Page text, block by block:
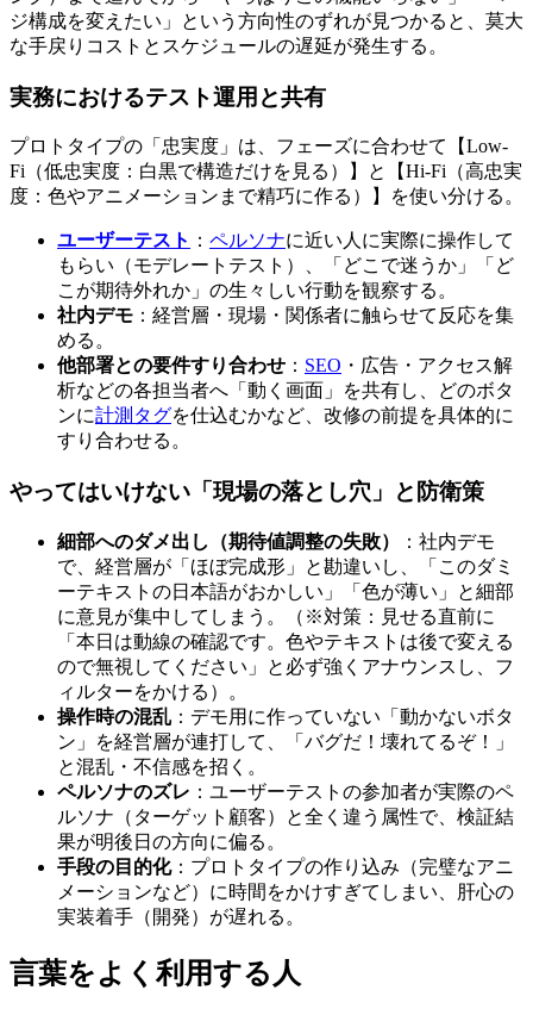
ジ構成を変えたい」という方向性のずれが見つかると、莫大
な手戻りコストとスケジュールの遅延が発生する。
実務におけるテスト運用と共有
プロトタイプの「忠実度」は、フェーズに合わせて【Low-
Fi（低忠実度：白黒で構造だけを見る）】と【Hi-Fi（高忠実
度：色やアニメーションまで精巧に作る）】を使い分ける。
ユーザーテスト ： ペルソナに近い人に実際に操作して
もらい（モデレートテスト）、「どこで迷うか」「ど
こが期待外れか」の生々しい行動を観察する。
社内デモ ：経営層・現場・関係者に触らせて反応を集
める。
他部署との要件すり合わせ ： SEO ・広告・アクセス解
析などの各担当者へ「動く画面」を共有し、どのボタ
ンに計測タグを仕込むかなど、改修の前提を具体的に
すり合わせる。
やってはいけない「現場の落とし穴」と防衛策
細部へのダメ出し（期待値調整の失敗）
：社内デモ
で、経営層が「ほぼ完成形」と勘違いし、「このダミ
ーテキストの日本語がおかしい」「色が薄い」と細部
に意見が集中してしまう。（※対策：見せる直前に
「本日は動線の確認です。色やテキストは後で変える
ので無視してください」と必ず強くアナウンスし、フ
ィルターをかける）。
操作時の混乱 ：デモ用に作っていない「動かないボタ
ン」を経営層が連打して、「バグだ！壊れてるぞ！」
と混乱・不信感を招く。
ペルソナのズレ ：ユーザーテストの参加者が実際のペ
ルソナ（ターゲット顧客）と全く違う属性で、検証結
果が明後日の方向に偏る。
手段の目的化：プロトタイプの作り込み（完璧なアニ
メーションなど）に時間をかけすぎてしまい、肝心の
実装着手（開発）が遅れる。
言葉をよく利用する人